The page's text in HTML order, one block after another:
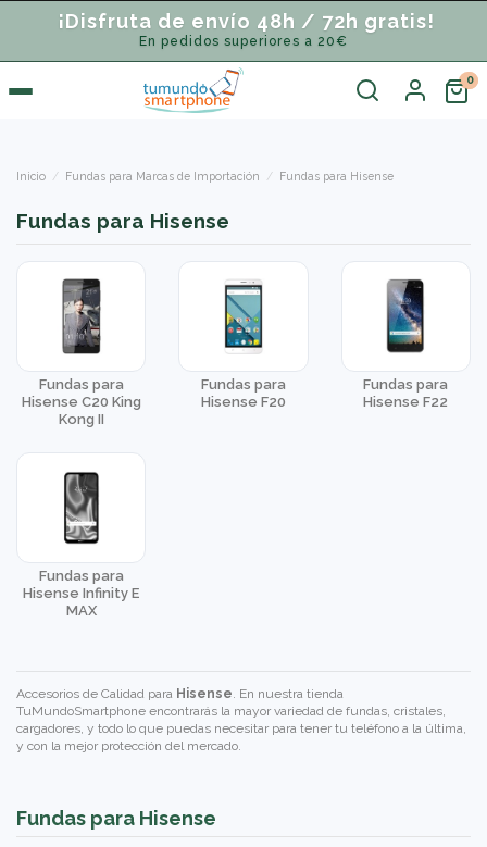
¡Disfruta de envío 48h / 72h gratis!
En pedidos superiores a 20€
Inicio Fundas para Marcas de Importación Fundas para Hisense
Fundas para Hisense
Fundas para
Hisense C20 King
Kong II
Fundas para
Hisense F20
Fundas para
Hisense F22
Fundas para
Hisense Infinity E
MAX
Accesorios de Calidad para Hisense. En nuestra tienda
TuMundoSmartphone encontrarás la mayor variedad de fundas, cristales,
cargadores, y todo lo que puedas necesitar para tener tu teléfono a la última,
y con la mejor protección del mercado.
Fundas para Hisense